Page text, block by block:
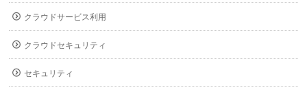
クラウドサービス利用
クラウドセキュリティ
セキュリティ